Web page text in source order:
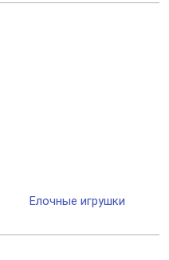
Елочные игрушки